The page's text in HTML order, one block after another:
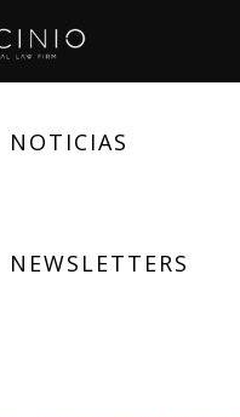
NOTICIAS
NEWSLETTERS